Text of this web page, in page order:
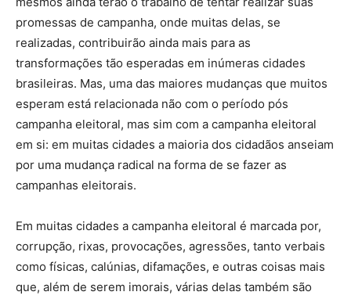
promessas de campanha, onde muitas delas, se
realizadas, contribuirão ainda mais para as
transformações tão esperadas em inúmeras cidades
brasileiras. Mas, uma das maiores mudanças que muitos
esperam está relacionada não com o período pós
campanha eleitoral, mas sim com a campanha eleitoral
em si: em muitas cidades a maioria dos cidadãos anseiam
por uma mudança radical na forma de se fazer as
campanhas eleitorais.
Em muitas cidades a campanha eleitoral é marcada por,
corrupção, rixas, provocações, agressões, tanto verbais
como físicas, calúnias, difamações, e outras coisas mais
que, além de serem imorais, várias delas também são